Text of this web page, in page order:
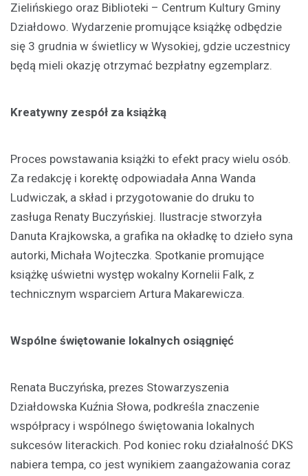
Zielińskiego oraz Biblioteki – Centrum Kultury Gminy
Działdowo. Wydarzenie promujące książkę odbędzie
się 3 grudnia w świetlicy w Wysokiej, gdzie uczestnicy
będą mieli okazję otrzymać bezpłatny egzemplarz.
Kreatywny zespół za książką
Proces powstawania książki to efekt pracy wielu osób.
Za redakcję i korektę odpowiadała Anna Wanda
Ludwiczak, a skład i przygotowanie do druku to
zasługa Renaty Buczyńskiej. Ilustracje stworzyła
Danuta Krajkowska, a grafika na okładkę to dzieło syna
autorki, Michała Wojteczka. Spotkanie promujące
książkę uświetni występ wokalny Kornelii Falk, z
technicznym wsparciem Artura Makarewicza.
Wspólne świętowanie lokalnych osiągnięć
Renata Buczyńska, prezes Stowarzyszenia
Działdowska Kuźnia Słowa, podkreśla znaczenie
współpracy i wspólnego świętowania lokalnych
sukcesów literackich. Pod koniec roku działalność DKS
nabiera tempa, co jest wynikiem zaangażowania coraz